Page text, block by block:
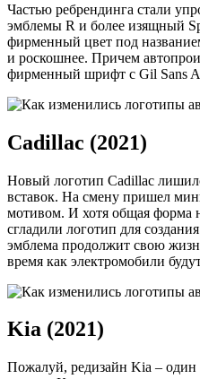
Частью ребрендинга стали
эмблемы R и более изящный
фирменный цвет под
и роскошнее. Причем
фирменный шрифт с Gil Sans
Cadillac (2021)
Новый логотип Cadillac
вставок. На смену пришел
мотивом. И хотя общая форма
сгладили логотип для
эмблема продолжит свою
время как электромобили
Kia (2021)
Пожалуй, редизайн Kia –